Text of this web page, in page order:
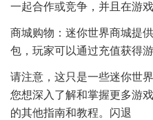
一起合作或竞争，并且在游
商城购物：迷你世界商城提
包，玩家可以通过充值获得
请注意，这只是一些迷你世
您想深入了解和掌握更多游
的其他指南和教程。闪退